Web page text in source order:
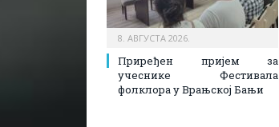
8. АВГУСТА 2026.
Приређен пријем за
учеснике Фестивала
фолклора у Врањској Бањи